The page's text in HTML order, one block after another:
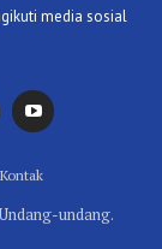
media sosial
Kontak
undang.